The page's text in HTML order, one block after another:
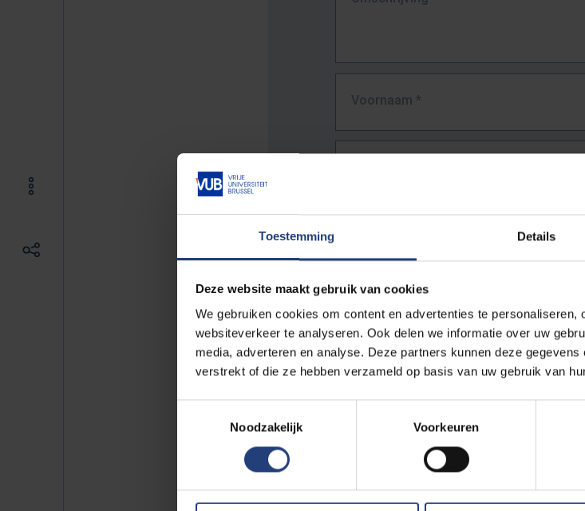
Toestemming Details
Deze website maakt gebruik van cookies
We gebruiken cookies om content en advertenties te
websiteverkeer te analyseren. Ook delen we informatie over uw
media, adverteren en analyse. Deze partners kunnen deze
verstrekt of die ze hebben verzameld op basis van uw gebruik van
Noodzakelijk
Voorkeuren
Voornaam *
URL*
De volledige URL van de pagina waar je de fout zag.
Bv. https://www.vub.be/nl/studeren-aan-de-vub/alle-